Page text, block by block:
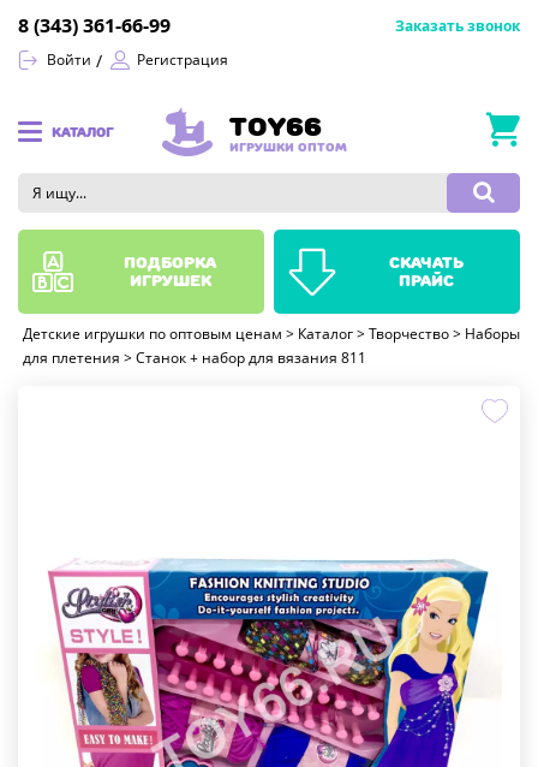
Войти Регистрация
8 (343) 361-66-99 Заказать звонок
КАТАЛОГ TOY66
ИГРУШКИ ОПТОМ
Детские игрушки по оптовым ценам > Каталог > Творчество > Наборы
для плетения > Станок + набор для вязания 811
подборка
игрушек
скачать
прайс